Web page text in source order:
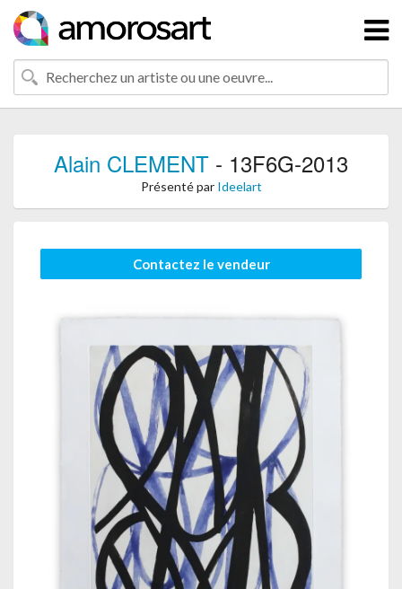
Alain CLEMENT - 13F6G-2013
Présenté par Ideelart
Contactez le vendeur